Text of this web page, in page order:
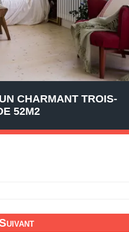
CHARMANT TROIS-
52M2